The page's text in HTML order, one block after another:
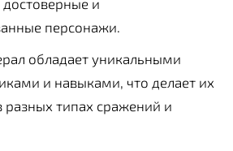
персонажи.
обладает уникальными
и навыками, что делает их
типах сражений и